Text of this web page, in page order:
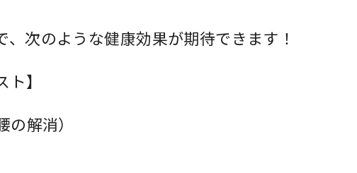
、次のような健康効果が期待できます！
】
解消）